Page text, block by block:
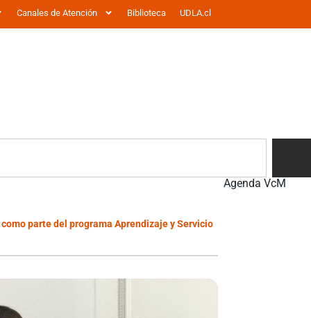
Canales de Atención Biblioteca UDLA.cl
Agenda VcM
parte del programa Aprendizaje y Servicio